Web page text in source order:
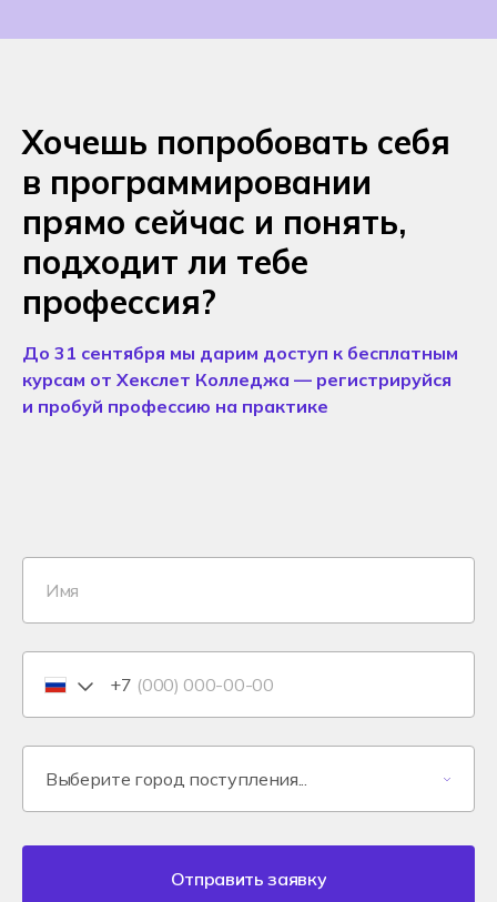
Хочешь попробовать себя
в программировании
прямо сейчас и понять,
подходит ли тебе
профессия?
До 31 сентября мы дарим доступ к бесплатным
курсам от Хекслет Колледжа — регистрируйся
и пробуй профессию на практике
+7
Отправить заявку